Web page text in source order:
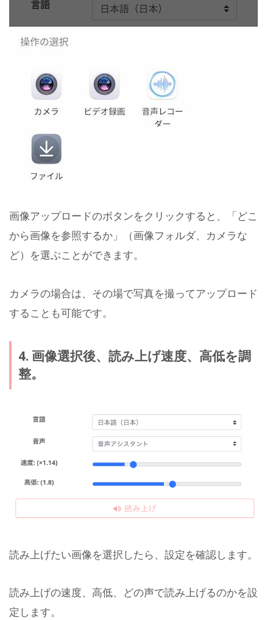
画像アップロードのボタンをクリックすると、「どこ
から画像を参照するか」（画像フォルダ、カメラな
ど）を選ぶことができます。
カメラの場合は、その場で写真を撮ってアップロード
することも可能です。
4. 画像選択後、読み上げ速度、高低を調
整。
読み上げたい画像を選択したら、設定を確認します。
読み上げの速度、高低、どの声で読み上げるのかを設
定します。